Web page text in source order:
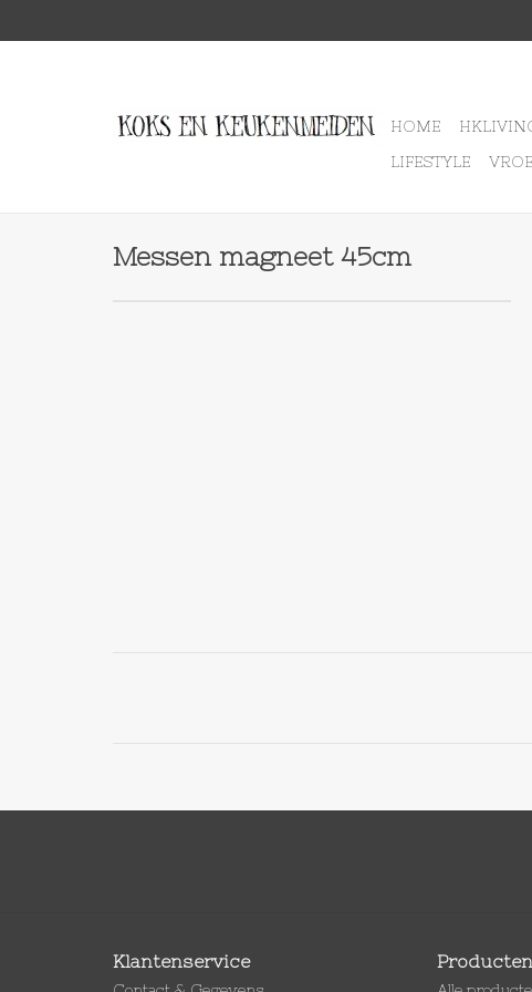
HOME
LIFESTYLE
Messen magneet 45cm
Klantenservice Producten